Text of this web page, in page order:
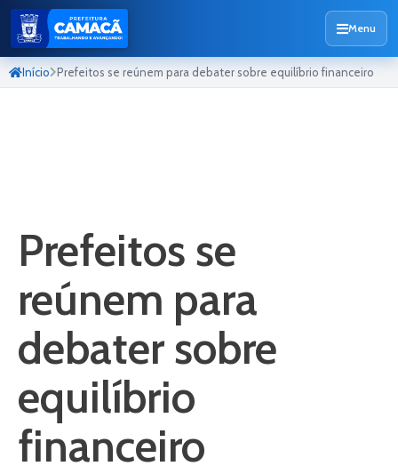
Menu
Início Prefeitos se reúnem para debater sobre equilíbrio financeiro
Prefeitos se
reúnem para
debater sobre
equilíbrio
financeiro